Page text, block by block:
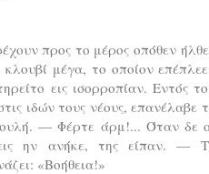
προς το μέρος οπόθεν
μέγα, το οποίον
εις ισορροπίαν. Εντός
ιδών τους νέους, επανέλαβε
— Φέρτε άρμ!... Όταν δε
ην ανήκε, της είπαν. —
«Βοήθεια!»